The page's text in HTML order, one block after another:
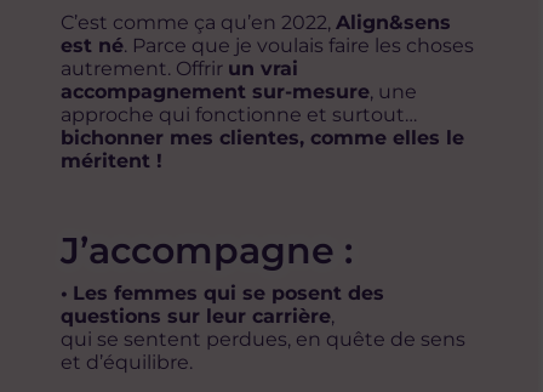
C’est comme ça qu’en 2022, Align&sens
est né. Parce que je voulais faire les choses
autrement. Offrir un vrai
accompagnement sur-mesure, une
approche qui fonctionne et surtout…
bichonner mes clientes, comme elles le
méritent !
J’accompagne :
• Les femmes qui se posent des
questions sur leur carrière,
qui se sentent perdues, en quête de sens
et d’équilibre.